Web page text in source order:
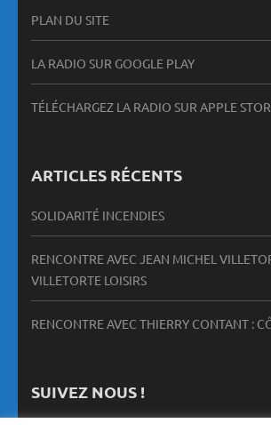
PLAN DU SITE
LA RADIO SUR GOOGLE PLAY
TÉLÉCHARGEZ LA RADIO SUR APPLE
ARTICLES RÉCENTS
SOLIDARITÉ INCENDIES
RENCONTRE AVEC JEAN MICHEL
VILLETORTE LOISIRS
RENCONTRE AVEC THIERRY CONTANT :
SUIVEZ NOUS !